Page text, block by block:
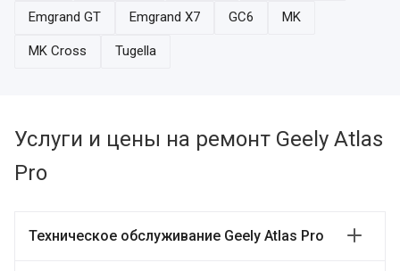
Emgrand GT Emgrand X7 GC6 MK
MK Cross Tugella
Услуги и цены на ремонт Geely Atlas
Pro
Техническое обслуживание Geely Atlas Pro